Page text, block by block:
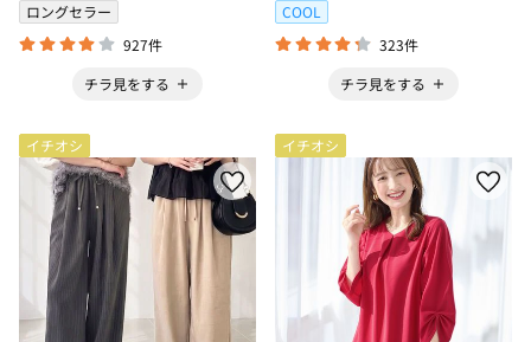
ロングセラー
927件
チラ見をする
COOL
323件
チラ見をする
イチオシ イチオシ